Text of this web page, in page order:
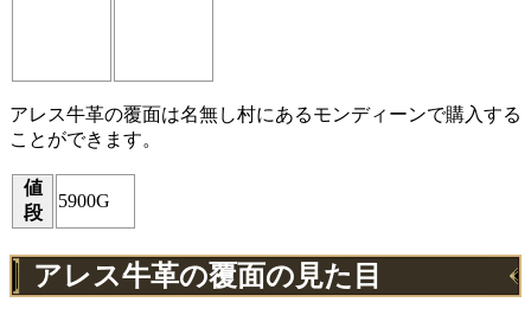
アレス牛革の覆面は名無し村にあるモンディーンで購入する
ことができます。
値
段
5900G
アレス牛革の覆面の見た目